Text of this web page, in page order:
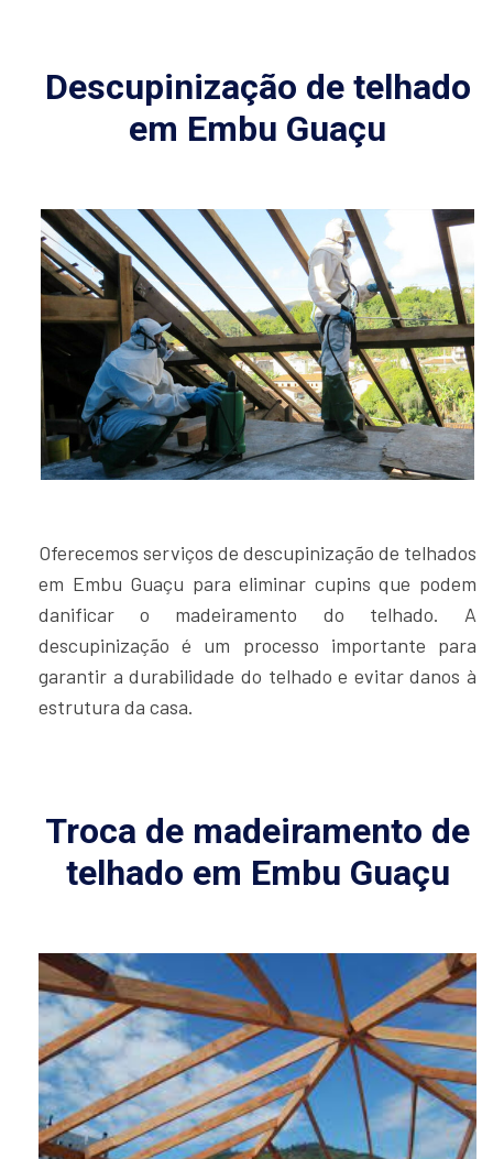
Descupinização de telhado
em Embu Guaçu
Oferecemos serviços de descupinização de telhados
em Embu Guaçu para eliminar cupins que podem
danificar o madeiramento do telhado. A
descupinização é um processo importante para
garantir a durabilidade do telhado e evitar danos à
estrutura da casa.
Troca de madeiramento de
telhado em Embu Guaçu